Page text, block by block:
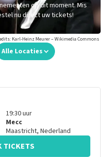
op dit moment. Mis
nu direct uw tickets!
Karl-Heinz Meurer – Wikimedia Commons
Alle Locaties
19:30uur
Mecc
Maastricht, Nederland
TICKETS